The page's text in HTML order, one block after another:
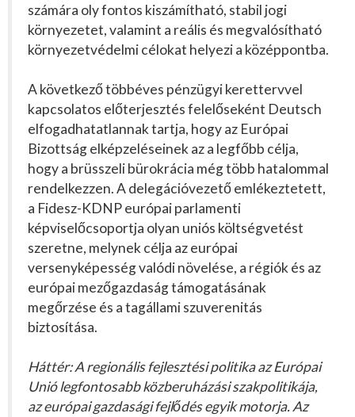
számára oly fontos kiszámítható, stabil jogi
környezetet, valamint a reális és megvalósítható
környezetvédelmi célokat helyezi a középpontba.
A következő többéves pénzügyi kerettervvel
kapcsolatos előterjesztés felelőseként Deutsch
elfogadhatatlannak tartja, hogy az Európai
Bizottság elképzeléseinek az a legfőbb célja,
hogy a brüsszeli bürokrácia még több hatalommal
rendelkezzen. A delegációvezető emlékeztetett,
a Fidesz-KDNP európai parlamenti
képviselőcsoportja olyan uniós költségvetést
szeretne, melynek célja az európai
versenyképesség valódi növelése, a régiók és az
európai mezőgazdaság támogatásának
megőrzése és a tagállami szuverenitás
biztosítása.
Háttér: A regionális fejlesztési politika az Európai
Unió legfontosabb közberuházási szakpolitikája,
az európai gazdasági fejlődés egyik motorja. Az